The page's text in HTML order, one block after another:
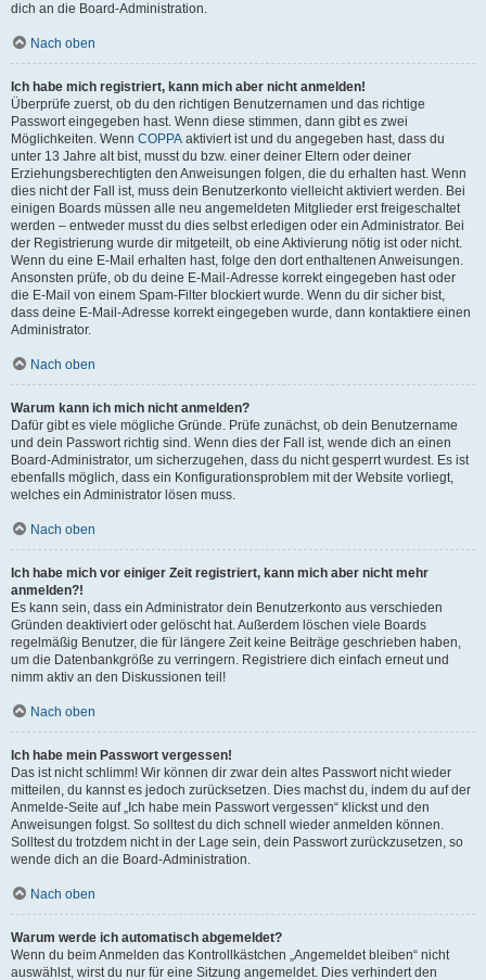
dich an die Board-Administration.
Nach oben
Ich habe mich registriert, kann mich aber nicht anmelden!
Überprüfe zuerst, ob du den richtigen Benutzernamen und das richtige
Passwort eingegeben hast. Wenn diese stimmen, dann gibt es zwei
Möglichkeiten. Wenn COPPA aktiviert ist und du angegeben hast, dass du
unter 13 Jahre alt bist, musst du bzw. einer deiner Eltern oder deiner
Erziehungsberechtigten den Anweisungen folgen, die du erhalten hast. Wenn
dies nicht der Fall ist, muss dein Benutzerkonto vielleicht aktiviert werden. Bei
einigen Boards müssen alle neu angemeldeten Mitglieder erst freigeschaltet
werden – entweder musst du dies selbst erledigen oder ein Administrator. Bei
der Registrierung wurde dir mitgeteilt, ob eine Aktivierung nötig ist oder nicht.
Wenn du eine E-Mail erhalten hast, folge den dort enthaltenen Anweisungen.
Ansonsten prüfe, ob du deine E-Mail-Adresse korrekt eingegeben hast oder
die E-Mail von einem Spam-Filter blockiert wurde. Wenn du dir sicher bist,
dass deine E-Mail-Adresse korrekt eingegeben wurde, dann kontaktiere einen
Administrator.
Nach oben
Warum kann ich mich nicht anmelden?
Dafür gibt es viele mögliche Gründe. Prüfe zunächst, ob dein Benutzername
und dein Passwort richtig sind. Wenn dies der Fall ist, wende dich an einen
Board-Administrator, um sicherzugehen, dass du nicht gesperrt wurdest. Es ist
ebenfalls möglich, dass ein Konfigurationsproblem mit der Website vorliegt,
welches ein Administrator lösen muss.
Nach oben
Ich habe mich vor einiger Zeit registriert, kann mich aber nicht mehr
anmelden?!
Es kann sein, dass ein Administrator dein Benutzerkonto aus verschieden
Gründen deaktiviert oder gelöscht hat. Außerdem löschen viele Boards
regelmäßig Benutzer, die für längere Zeit keine Beiträge geschrieben haben,
um die Datenbankgröße zu verringern. Registriere dich einfach erneut und
nimm aktiv an den Diskussionen teil!
Nach oben
Ich habe mein Passwort vergessen!
Das ist nicht schlimm! Wir können dir zwar dein altes Passwort nicht wieder
mitteilen, du kannst es jedoch zurücksetzen. Dies machst du, indem du auf der
Anmelde-Seite auf „Ich habe mein Passwort vergessen“ klickst und den
Anweisungen folgst. So solltest du dich schnell wieder anmelden können.
Solltest du trotzdem nicht in der Lage sein, dein Passwort zurückzusetzen, so
wende dich an die Board-Administration.
Nach oben
Warum werde ich automatisch abgemeldet?
Wenn du beim Anmelden das Kontrollkästchen „Angemeldet bleiben“ nicht
auswählst, wirst du nur für eine Sitzung angemeldet. Dies verhindert den